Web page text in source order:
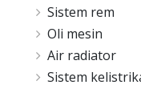
Sistem rem
Oli mesin
Air radiator
Sistem